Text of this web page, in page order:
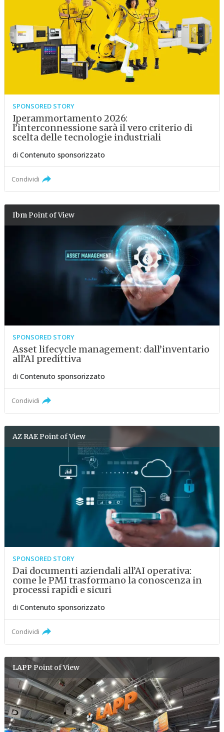
SPONSORED STORY
Iperammortamento 2026:
l’interconnessione sarà il vero criterio di
scelta delle tecnologie industriali
di Contenuto sponsorizzato
Condividi
IbmPoint of View
SPONSORED STORY
Asset lifecycle management: dall’inventario
all’AI predittiva
di Contenuto sponsorizzato
Condividi
AZ RAEPoint of View
SPONSORED STORY
Dai documenti aziendali all’AI operativa:
come le PMI trasformano la conoscenza in
processi rapidi e sicuri
di Contenuto sponsorizzato
Condividi
LAPP Point of View